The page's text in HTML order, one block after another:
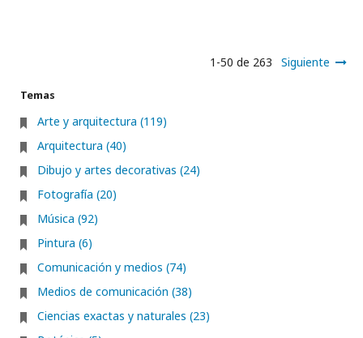
1-50 de 263 Siguiente
Temas
Arte y arquitectura (119)
Arquitectura (40)
Dibujo y artes decorativas (24)
Fotografía (20)
Música (92)
Pintura (6)
Comunicación y medios (74)
Medios de comunicación (38)
Ciencias exactas y naturales (23)